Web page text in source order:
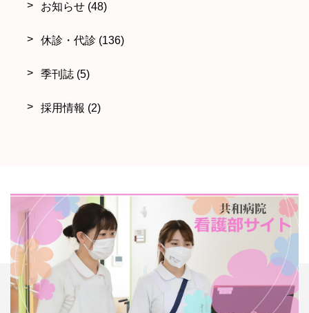
お知らせ (48)
休診・代診 (136)
季刊誌 (5)
採用情報 (2)